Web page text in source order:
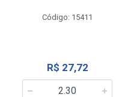
Código: 15411
R$ 27,72